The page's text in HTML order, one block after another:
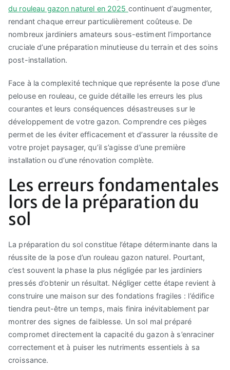
du rouleau gazon naturel en 2025 continuent d’augmenter,
rendant chaque erreur particulièrement coûteuse. De
nombreux jardiniers amateurs sous-estiment l’importance
cruciale d’une préparation minutieuse du terrain et des soins
post-installation.
Face à la complexité technique que représente la pose d’une
pelouse en rouleau, ce guide détaille les erreurs les plus
courantes et leurs conséquences désastreuses sur le
développement de votre gazon. Comprendre ces pièges
permet de les éviter efficacement et d’assurer la réussite de
votre projet paysager, qu’il s’agisse d’une première
installation ou d’une rénovation complète.
Les erreurs fondamentales
lors de la préparation du
sol
La préparation du sol constitue l’étape déterminante dans la
réussite de la pose d’un rouleau gazon naturel. Pourtant,
c’est souvent la phase la plus négligée par les jardiniers
pressés d’obtenir un résultat. Négliger cette étape revient à
construire une maison sur des fondations fragiles : l’édifice
tiendra peut-être un temps, mais finira inévitablement par
montrer des signes de faiblesse. Un sol mal préparé
compromet directement la capacité du gazon à s’enraciner
correctement et à puiser les nutriments essentiels à sa
croissance.